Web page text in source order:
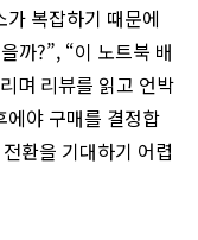
복잡하기 때문에
까?”, “이 노트북 배
며 리뷰를 읽고 언박
에야 구매를 결정합
환을 기대하기 어렵